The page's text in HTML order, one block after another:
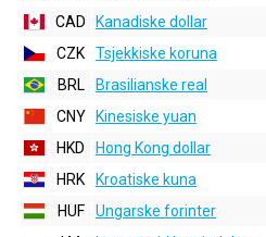
CAD
Kanadiske dollar
CZK
Tsjekkiske koruna
BRL
Brasilianske real
CNY
Kinesiske yuan
HKD
Hong Kong dollar
HRK
Kroatiske kuna
HUF
Ungarske forinter